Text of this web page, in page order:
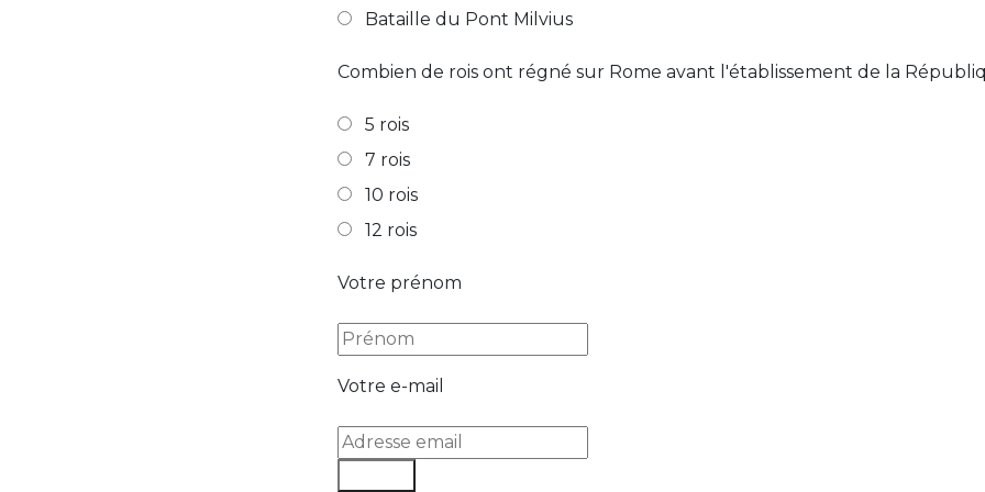
Bataille du Pont Milvius
Combien de rois ont régné sur Rome avant l'établissement de la
5 rois
7 rois
10 rois
12 rois
Votre prénom
Votre e-mail